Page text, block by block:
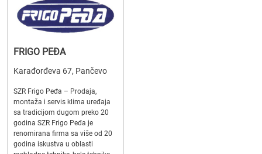
FRIGO PEĐA
Karađorđeva 67, Pančevo
SZR Frigo Peđa – Prodaja,
montaža i servis klima uređaja
sa tradicijom dugom preko 20
godina SZR Frigo Peđa je
renomirana firma sa više od 20
godina iskustva u oblasti